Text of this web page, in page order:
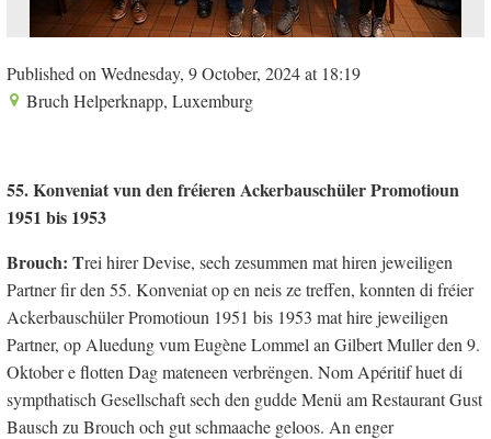
Published on Wednesday, 9 October, 2024 at 18:19
Bruch Helperknapp, Luxemburg
55. Konveniat vun den fréieren Ackerbauschüler Promotioun
1951 bis 1953
Brouch: Trei hirer Devise, sech zesummen mat hiren jeweiligen
Partner fir den 55. Konveniat op en neis ze treffen, konnten di fréier
Ackerbauschüler Promotioun 1951 bis 1953 mat hire jeweiligen
Partner, op Aluedung vum Eugène Lommel an Gilbert Muller den 9.
Oktober e flotten Dag mateneen verbrëngen. Nom Apéritif huet di
sympthatisch Gesellschaft sech den gudde Menü am Restaurant Gust
Bausch zu Brouch och gut schmaache geloos. An enger